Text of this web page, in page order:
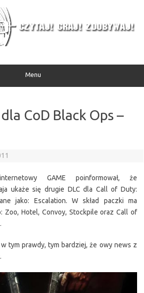
Menu
CoD Black Ops –
GAME poinformował, że
ukaże się drugie DLC dla Call of Duty:
jako: Escalation. W skład paczki ma
Zoo, Hotel, Convoy, Stockpile oraz Call of
tym prawdy, tym bardziej, że owy news z